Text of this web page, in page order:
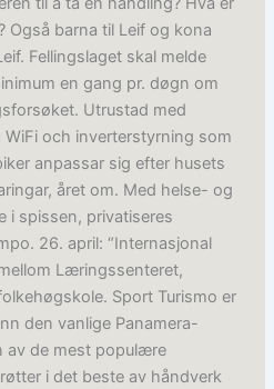
barna til Leif og kona
Fellingslaget skal melde
en gang pr. døgn om
Utrustad med
och inverterstyrning som
anpassar sig efter husets
året om. Med helse- og
i spissen, privatiseres
26. april: “Internasjonal
Læringssenteret,
Sport Turismo er
den vanlige Panamera-
av de mest populære
i det beste av håndverk